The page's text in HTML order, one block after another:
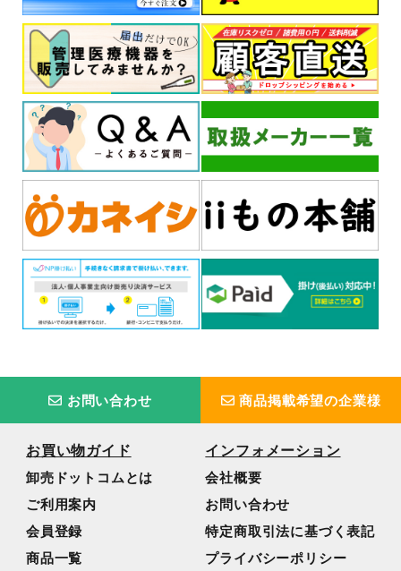
お問い合わせ 商品掲載希望の企業様
お買い物ガイド
卸売ドットコムとは
ご利用案内
会員登録
商品一覧
インフォメーション
会社概要
お問い合わせ
特定商取引法に基づく表記
プライバシーポリシー